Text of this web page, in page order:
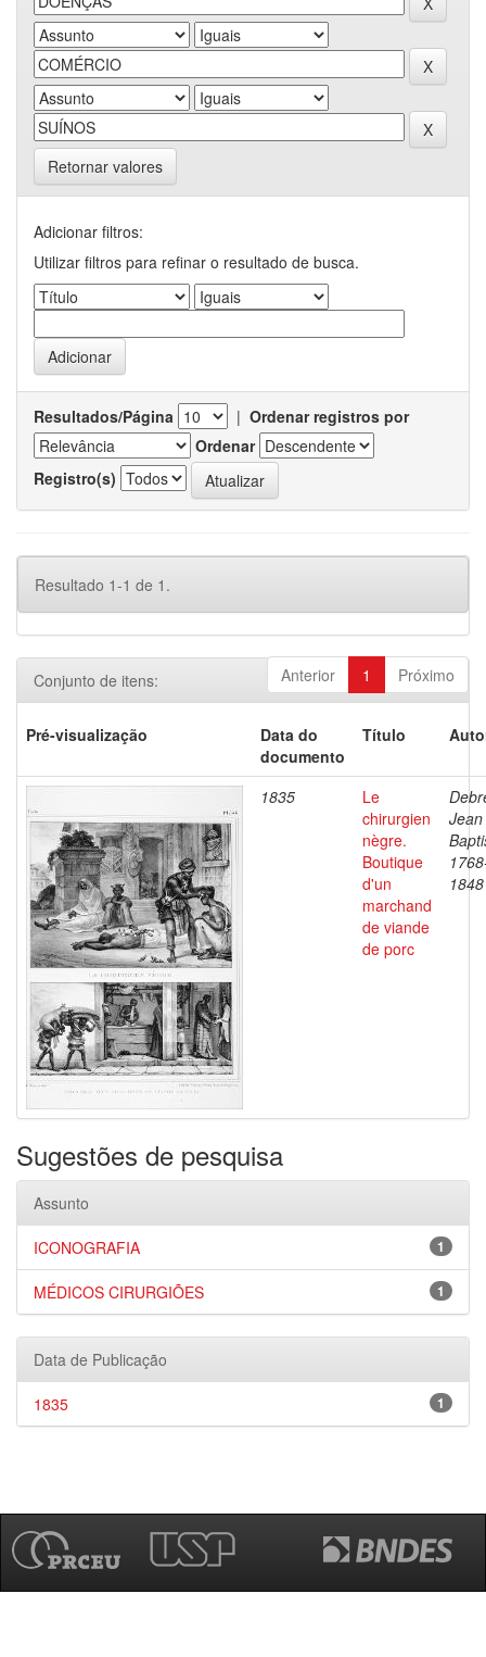
Retornar valores
Adicionar filtros:
Utilizar filtros para refinar o resultado de busca.
Resultados/Página | Ordenar registros por
Ordenar
Registro(s)
Resultado 1-1 de 1.
Anterior 1 Próximo
Conjunto de itens:
Pré-visualização
Data do
documento
Título
1835
Le
chirurgien
nègre.
Boutique
d'un
marchand
de viande
de porc
Jean
1848
Sugestões de pesquisa
Assunto
1
ICONOGRAFIA
1
MÉDICOS CIRURGIÕES
Data de Publicação
1
1835